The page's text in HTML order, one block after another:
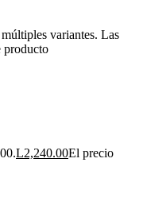
variantes. Las
producto
L2,240.00El precio